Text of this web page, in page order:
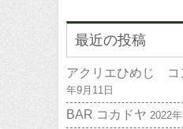
最近の投稿
アクリエひめじ コ
年9月11日
BAR コカドヤ 2022